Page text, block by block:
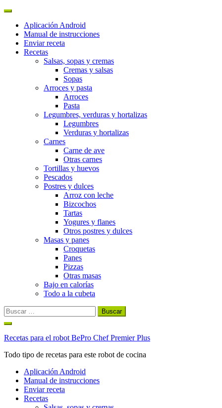
Aplicación Android
Manual de instrucciones
Enviar receta
Recetas
Salsas, sopas y cremas
Cremas y salsas
Sopas
Arroces y pasta
Arroces
Pasta
Legumbres, verduras y hortalizas
Legumbres
Verduras y hortalizas
Carnes
Carne de ave
Otras carnes
Tortillas y huevos
Pescados
Postres y dulces
Arroz con leche
Bizcochos
Tartas
Yogures y flanes
Otros postres y dulces
Masas y panes
Croquetas
Panes
Pizzas
Otras masas
Bajo en calorías
Todo a la cubeta
Buscar:
Ir
contenido
Recetas para el robot BePro Chef Premier Plus
Todo tipo de recetas para este robot de cocina
Aplicación Android
Manual de instrucciones
Enviar receta
Recetas